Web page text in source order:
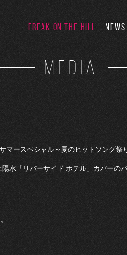
FREAK ON THE HILL NEWS
MEDIA
ースペシャル～夏のヒットソング祭
水「リバーサイド ホテル」カバーの